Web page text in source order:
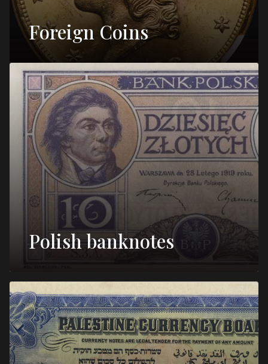
Foreign Coins
Polish banknotes